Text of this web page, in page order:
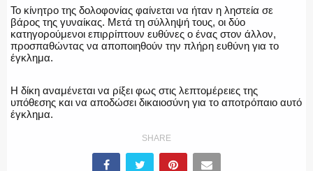
ΟΠΛΑ/ΕΞΟΠΛΙΣΜΟΣ
Το κίνητρο της δολοφονίας φαίνεται να ήταν η ληστεία σε
βάρος της γυναίκας. Μετά τη σύλληψή τους, οι δύο
κατηγορούμενοι επιρρίπτουν ευθύνες ο ένας στον άλλον,
προσπαθώντας να αποποιηθούν την πλήρη ευθύνη για το
έγκλημα.
Η δίκη αναμένεται να ρίξει φως στις λεπτομέρειες της
υπόθεσης και να αποδώσει δικαιοσύνη για το αποτρόπαιο αυτό
έγκλημα.
SHARE